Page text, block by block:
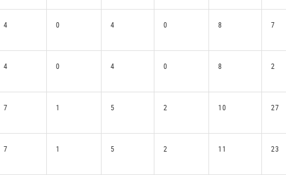
4 0 4 0 8 7
4 0 4 0 8 2
7 1 5 2 10 27
7 1 5 2 11 23